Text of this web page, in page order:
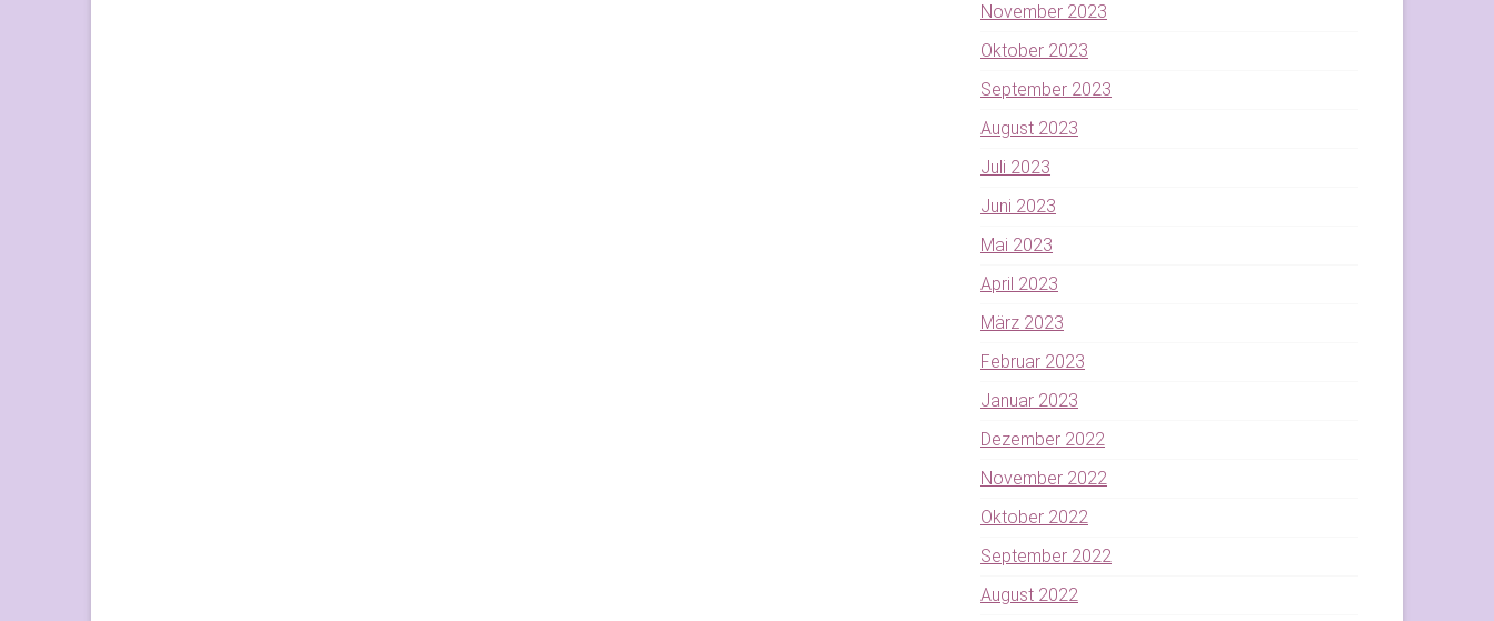
November 2023
Oktober 2023
September 2023
August 2023
Juli 2023
Juni 2023
Mai 2023
April 2023
März 2023
Februar 2023
Januar 2023
Dezember 2022
November 2022
Oktober 2022
September 2022
August 2022